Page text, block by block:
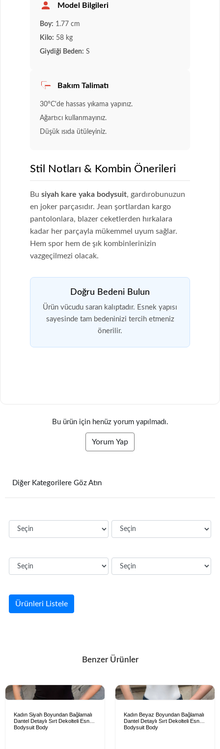
Model Bilgileri
Boy: 1.77 cm
Kilo: 58 kg
Giydiği Beden: S
Bakım Talimatı
30°C'de hassas yıkama yapınız.
Ağartıcı kullanmayınız.
Düşük ısıda ütüleyiniz.
Stil Notları & Kombin Önerileri
Bu siyah kare yaka bodysuit, gardırobunuzun
en joker parçasıdır. Jean şortlardan kargo
pantolonlara, blazer ceketlerden hırkalara
kadar her parçayla mükemmel uyum sağlar.
Hem spor hem de şık kombinlerinizin
vazgeçilmezi olacak.
Doğru Bedeni Bulun
Ürün vücudu saran kalıptadır. Esnek yapısı
sayesinde tam bedeninizi tercih etmeniz
önerilir.
Bu ürün için henüz yorum yapılmadı.
Yorum Yap
Diğer Kategorilere Göz Atın
Ürünleri Listele
Benzer Ürünler
Kadın Siyah Boyundan Bağlamalı
Dantel Detaylı Sırt Dekolteli Esnek
Bodysuit Body
Kadın Beyaz Boyundan Bağlamalı
Dantel Detaylı Sırt Dekolteli Esnek
Bodysuit Body